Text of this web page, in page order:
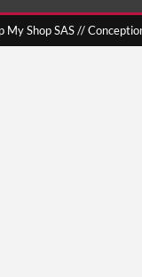
Shop SAS //